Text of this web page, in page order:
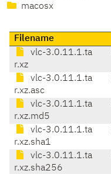
macosx
Filename
vlc-3.0.11.1.ta
r.xz
vlc-3.0.11.1.ta
r.xz.asc
vlc-3.0.11.1.ta
r.xz.md5
vlc-3.0.11.1.ta
r.xz.sha1
vlc-3.0.11.1.ta
r.xz.sha256